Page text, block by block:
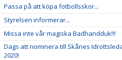
Passa på att köpa fotbollsskor...
Styrelsen informerar...
Missa inte vår magiska Badhandduk!!!
Dags att nominera till Skånes
2020!